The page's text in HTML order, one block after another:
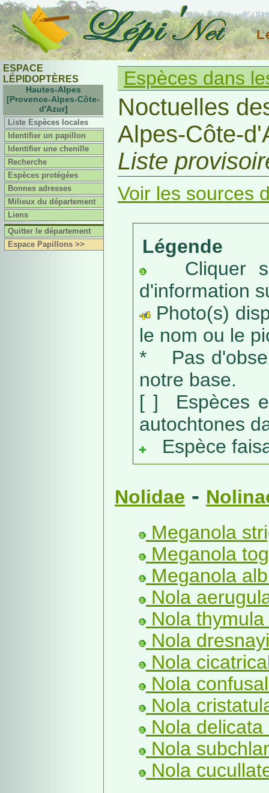
ESPACE
LÉPIDOPTÈRES
Hautes-Alpes
[Provence-Alpes-Côte-
d'Azur]
Liste Espèces locales
Identifier un papillon
Identifier une chenille
Recherche
Espèces protégées
Bonnes adresses
Milieux du département
Liens
Quitter le département
Espace Papillons >>
Espèces dans
Noctuelles
Alpes-Côte-
Liste
Voir les sources
Légende
Cliquer
d'information
Photo(s)
le nom ou le
* Pas
notre base.
[ ] Espèces
autochtones
Espèce
Nolidae -
Meganola
Meganola
Meganola
Nola
Nola
Nola
Nola
Nola
Nola
Nola delicata
Nola
Nola